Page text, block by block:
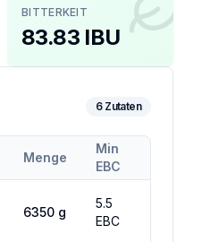
BITTERKEIT
83.83 IBU
6Zutaten
Menge
Min
EBC
6350 g
5.5
EBC